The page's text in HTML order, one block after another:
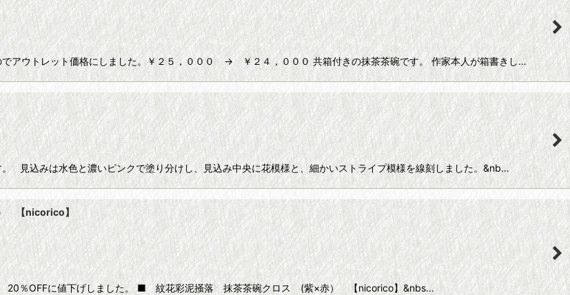
絞り込む
でアウトレット価格にしました。￥２５，０００ → ￥２４，０００ 共箱付きの抹茶茶碗です。 作家本人が箱書きし…
見込みは水色と濃いピンクで塗り分けし、見込み中央に花模様と、細かいストライプ模様を線刻しました。&nb…
） 【nicorico】
％OFFに値下げしました。 ■ 紋花彩泥掻落 抹茶茶碗クロス (紫×赤） 【nicorico】&nbs…